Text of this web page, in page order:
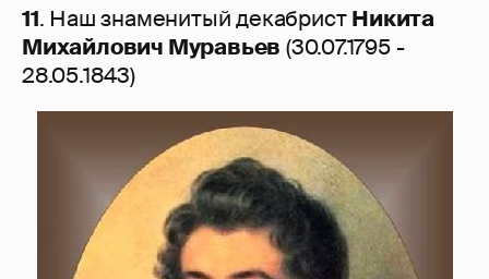
11. Наш знаменитый декабристНикита
Михайлович Муравьев (30.07.1795 -
28.05.1843)